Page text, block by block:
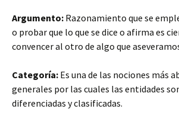
Argumento: Razonamiento que se
o probar que lo que se dice o afirma es
convencer al otro de algo que
Categoría: Es una de las nociones más
generales por las cuales las entidades
diferenciadas y clasificadas.